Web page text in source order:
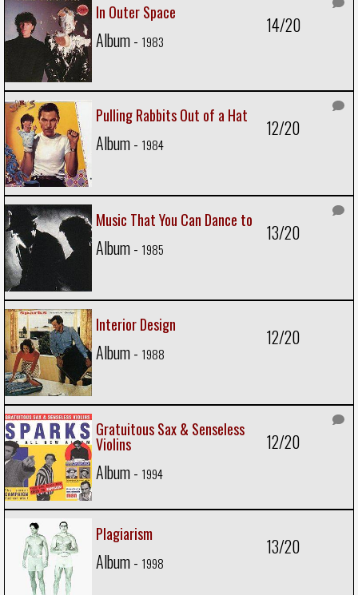
In Outer Space
Album - 1983
14/20
Pulling Rabbits Out of a Hat
Album - 1984
12/20
Music That You Can Dance to
Album - 1985
13/20
Interior Design
Album - 1988
12/20
Gratuitous Sax & Senseless
Violins
Album - 1994
12/20
Plagiarism
Album - 1998
13/20